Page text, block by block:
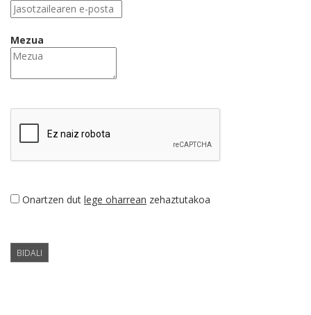
Mezua
Onartzen dut lege oharrean zehaztutakoa
BIDALI